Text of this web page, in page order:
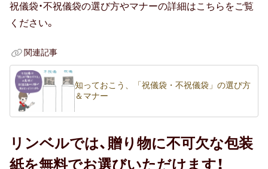
長寿祝い
祝儀袋・不祝儀袋の選び方やマナーの詳細はこちらをご覧
ください。
関連記事
知っておこう、「祝儀袋・不祝儀袋」の選び方
＆マナー
リンベルでは、贈り物に不可欠な包装
紙を無料でお選びいただけます！